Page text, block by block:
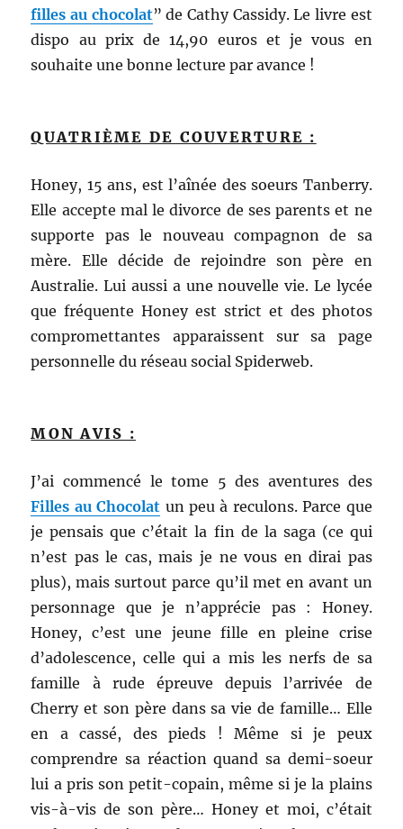
fillesau chocolat” de Cathy Cassidy. Le livre est
dispo au prix de 14,90 euros et je vous en
souhaite une bonne lecture par avance !
QUATRIÈME DE COUVERTURE :
Honey, 15 ans, est l’aînée des soeurs Tanberry.
Elle accepte mal le divorce de ses parents et ne
supporte pas le nouveau compagnon de sa
mère. Elle décide de rejoindre son père en
Australie. Lui aussi a une nouvelle vie. Le lycée
que fréquente Honey est strict et des photos
compromettantes apparaissent sur sa page
personnelle du réseau social Spiderweb.
MON AVIS :
J’ai commencé le tome 5 des aventures des
Filles au Chocolat un peu à reculons. Parce que
je pensais que c’était la fin de la saga (ce qui
n’est pas le cas, mais je ne vous en dirai pas
plus), mais surtout parce qu’il met en avant un
personnage que je n’apprécie pas : Honey.
Honey, c’est une jeune fille en pleine crise
d’adolescence, celle qui a mis les nerfs de sa
famille à rude épreuve depuis l’arrivée de
Cherry et son père dans sa vie de famille… Elle
en a cassé, des pieds ! Même si je peux
comprendre sa réaction quand sa demi-soeur
lui a pris son petit-copain, même si je la plains
vis-à-vis de son père… Honey et moi, c’était